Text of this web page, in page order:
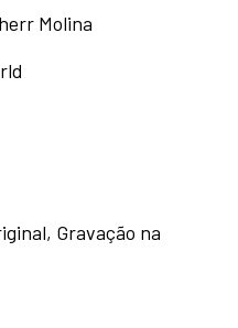
Molina
Gravação na